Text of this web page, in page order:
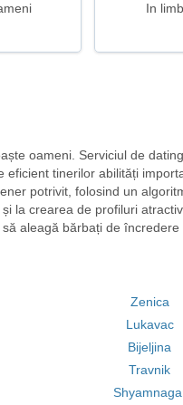
In
oameni. Serviciul de
eficient tinerilor abilități
potrivit, folosind un
la crearea de profiluri
aleagă bărbați de încredere
Zenica
Lukavac
Bijeljina
Travnik